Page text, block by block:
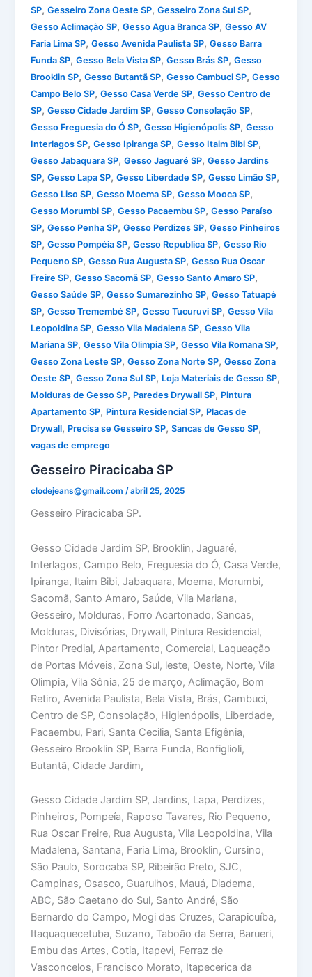
SP,Gesseiro Zona Oeste SP,Gesseiro Zona Sul SP,
Gesso Aclimação SP,Gesso Agua Branca SP,Gesso AV
Faria Lima SP,Gesso Avenida Paulista SP,Gesso Barra
Funda SP,Gesso Bela Vista SP,Gesso Brás SP,Gesso
Brooklin SP,Gesso Butantã SP,Gesso Cambuci SP,Gesso
Campo Belo SP,Gesso Casa Verde SP,Gesso Centro de
SP,Gesso Cidade Jardim SP,Gesso Consolação SP,
Gesso Freguesia do Ó SP,Gesso Higienópolis SP,Gesso
Interlagos SP,Gesso Ipiranga SP,Gesso Itaim Bibi SP,
Gesso Jabaquara SP,Gesso Jaguaré SP,Gesso Jardins
SP,Gesso Lapa SP,Gesso Liberdade SP,Gesso Limão SP,
Gesso Liso SP,Gesso Moema SP,Gesso Mooca SP,
Gesso Morumbi SP,Gesso Pacaembu SP,Gesso Paraíso
SP,Gesso Penha SP,Gesso Perdizes SP,Gesso Pinheiros
SP,Gesso Pompéia SP,Gesso Republica SP,Gesso Rio
Pequeno SP,Gesso Rua Augusta SP,Gesso Rua Oscar
Freire SP,Gesso Sacomã SP,Gesso Santo Amaro SP,
Gesso Saúde SP,Gesso Sumarezinho SP,Gesso Tatuapé
SP,Gesso Tremembé SP,Gesso Tucuruvi SP,Gesso Vila
Leopoldina SP,Gesso Vila Madalena SP,Gesso Vila
Mariana SP,Gesso Vila Olimpia SP,Gesso Vila Romana SP,
Gesso Zona Leste SP,Gesso Zona Norte SP,Gesso Zona
Oeste SP,Gesso Zona Sul SP, Loja Materiais de Gesso SP,
Molduras de Gesso SP, Paredes Drywall SP, Pintura
Apartamento SP, Pintura Residencial SP, Placas de
Drywall, Precisa se Gesseiro SP,Sancas de Gesso SP,
vagas de emprego
Gesseiro Piracicaba SP
clodejeans@gmail.com /abril 25, 2025
Gesseiro Piracicaba SP.
Gesso Cidade Jardim SP, Brooklin, Jaguaré,
Interlagos, Campo Belo, Freguesia do Ó, Casa Verde,
Ipiranga, Itaim Bibi, Jabaquara, Moema, Morumbi,
Sacomã, Santo Amaro, Saúde, Vila Mariana,
Gesseiro, Molduras, Forro Acartonado, Sancas,
Molduras, Divisórias, Drywall, Pintura Residencial,
Pintor Predial, Apartamento, Comercial, Laqueação
de Portas Móveis, Zona Sul, leste, Oeste, Norte, Vila
Olimpia, Vila Sônia, 25 de março, Aclimação, Bom
Retiro, Avenida Paulista, Bela Vista, Brás, Cambuci,
Centro de SP, Consolação, Higienópolis, Liberdade,
Pacaembu, Pari, Santa Cecilia, Santa Efigênia,
Gesseiro Brooklin SP, Barra Funda, Bonfiglioli,
Butantã, Cidade Jardim,
Gesso Cidade Jardim SP, Jardins, Lapa, Perdizes,
Pinheiros, Pompeía, Raposo Tavares, Rio Pequeno,
Rua Oscar Freire, Rua Augusta, Vila Leopoldina, Vila
Madalena, Santana, Faria Lima, Brooklin, Cursino,
São Paulo, Sorocaba SP, Ribeirão Preto, SJC,
Campinas, Osasco, Guarulhos, Mauá, Diadema,
ABC, São Caetano do Sul, Santo André, São
Bernardo do Campo, Mogi das Cruzes, Carapicuíba,
Itaquaquecetuba, Suzano, Taboão da Serra, Barueri,
Embu das Artes, Cotia, Itapevi, Ferraz de
Vasconcelos, Francisco Morato, Itapecerica da